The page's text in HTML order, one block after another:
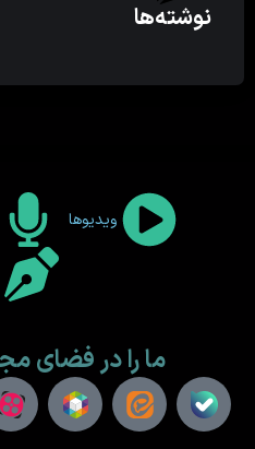
نوشته‌ها
ویدیوها
ما را در فضای